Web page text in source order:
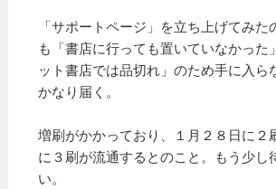
「サポートページ」を立ち上げてみた
も「書店に行っても置いていなかった
ット書店では品切れ」のため手に入ら
かなり届く。
増刷がかかっており、１月２８日に２
に３刷が流通するとのこと。もう少し
い。